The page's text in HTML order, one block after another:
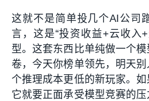
这就不是简单投几个AI公司
言，这是“投资收益+云收入
型。这套东西比单纯做一个
卷，今天你榜单领先，明天别
个推理成本更低的新玩家。
它就要正面承受模型竞赛的压